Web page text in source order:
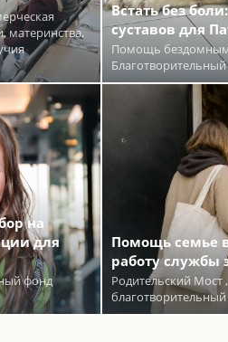
материнства,
Встать без
суставов для
Помощь
на
для
фонд
Помощь семье
работу службы
Родительский